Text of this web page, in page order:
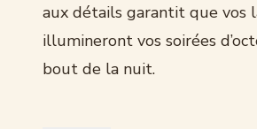
aux détails garantit que vos
illumineront vos soirées
bout de la nuit.